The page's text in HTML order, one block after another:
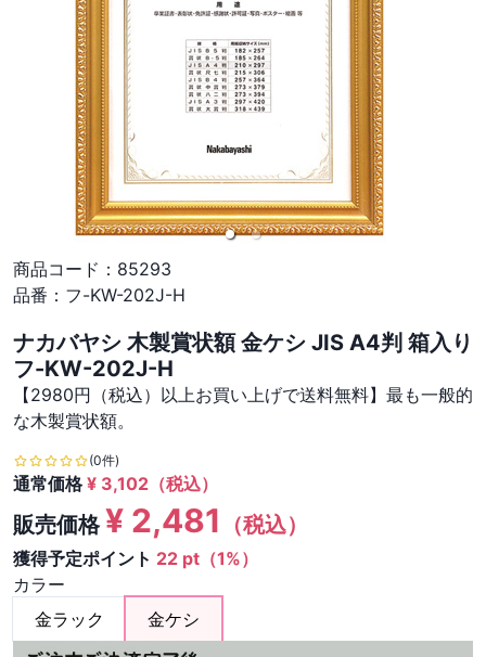
商品コード： 85293
品番： フ-KW-202J-H
ナカバヤシ 木製賞状額 金ケシ JIS A4判 箱入り
フ-KW-202J-H
【2980円（税込）以上お買い上げで送料無料】最も一般的
な木製賞状額。
(0件)
通常価格¥ 3,102 （税込）
販売価格¥ 2,481 （税込）
獲得予定ポイント 22 pt（1%）
カラー
金ラック
金ケシ